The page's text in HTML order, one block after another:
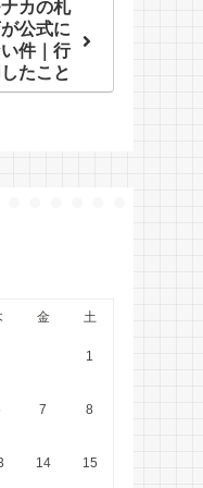
カの札
公式に
件｜行
たこと
金 土
1
7 8
14 15